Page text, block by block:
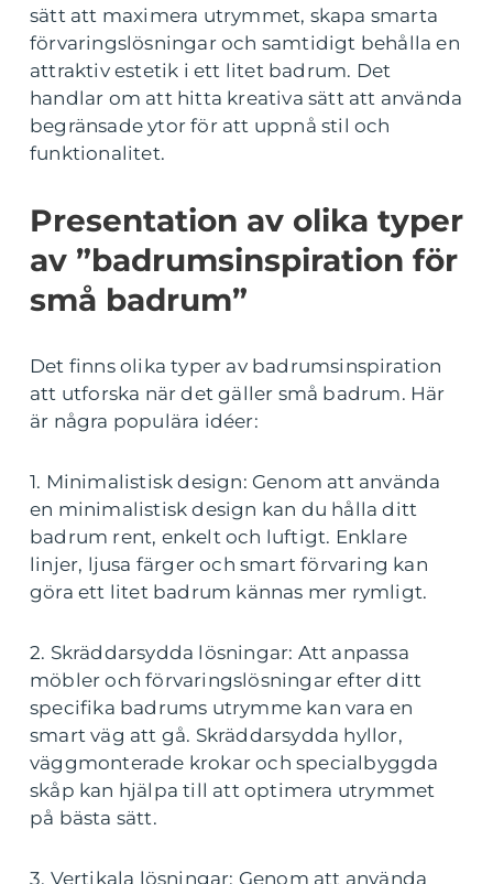
sätt att maximera utrymmet, skapa smarta
förvaringslösningar och samtidigt behålla en
attraktiv estetik i ett litet badrum. Det
handlar om att hitta kreativa sätt att använda
begränsade ytor för att uppnå stil och
funktionalitet.
Presentation av olika typer
av ”badrumsinspiration för
små badrum”
Det finns olika typer av badrumsinspiration
att utforska när det gäller små badrum. Här
är några populära idéer:
1. Minimalistisk design: Genom att använda
en minimalistisk design kan du hålla ditt
badrum rent, enkelt och luftigt. Enklare
linjer, ljusa färger och smart förvaring kan
göra ett litet badrum kännas mer rymligt.
2. Skräddarsydda lösningar: Att anpassa
möbler och förvaringslösningar efter ditt
specifika badrums utrymme kan vara en
smart väg att gå. Skräddarsydda hyllor,
väggmonterade krokar och specialbyggda
skåp kan hjälpa till att optimera utrymmet
på bästa sätt.
3. Vertikala lösningar: Genom att använda